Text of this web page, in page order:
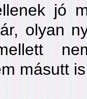
jó
olyan
másutt